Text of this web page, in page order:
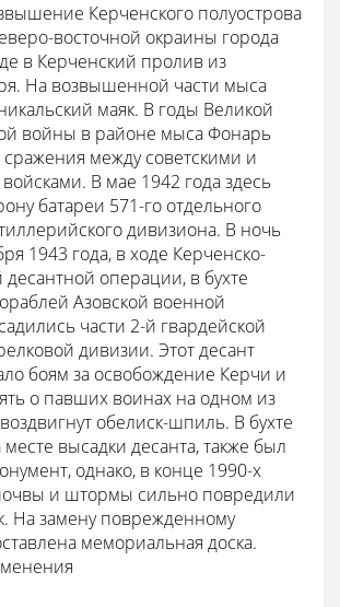
Керченского полуострова
восточной окраины города
в Керченский пролив из
На возвышенной части мыса
маяк. В годы Великой
войны в районе мыса Фонарь
между советскими и
В мае 1942 года здесь
батареи 571-го отдельного
дивизиона. В ночь
1943 года, в ходе Керченско-
десантной операции, в бухте
Азовской военной
части 2-й гвардейской
дивизии. Этот десант
боям за освобождение Керчи и
о павших воинах на одном из
обелиск-шпиль. В бухте
месте высадки десанта, также был
однако, в конце 1990-х
и штормы сильно повредили
На замену поврежденному
мемориальная доска.